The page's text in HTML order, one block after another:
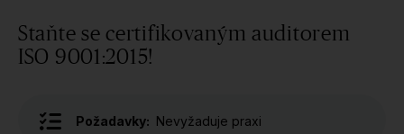
Staňte se certifikovaným auditorem
ISO 9001:2015!
Požadavky: Nevyžaduje praxi